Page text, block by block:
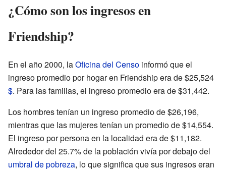
¿Cómo son los ingresos en
Friendship?
En el año 2000, laOficina del Censo informó que el
ingreso promedio por hogar en Friendship era de $25,524
$. Para las familias, el ingreso promedio era de $31,442.
Los hombres tenían un ingreso promedio de $26,196,
mientras que las mujeres tenían un promedio de $14,554.
El ingreso por persona en la localidad era de $11,182.
Alrededor del 25.7% de la población vivía por debajo del
umbral de pobreza, lo que significa que sus ingresos eran